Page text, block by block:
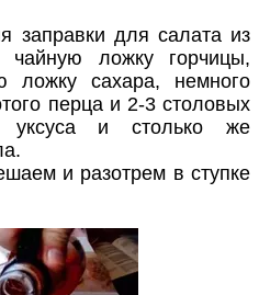
заправки для салата из
ложку горчицы,
ложку сахара, немного
перца и 2-3 столовых
уксуса и столько же
и разотрем в ступке